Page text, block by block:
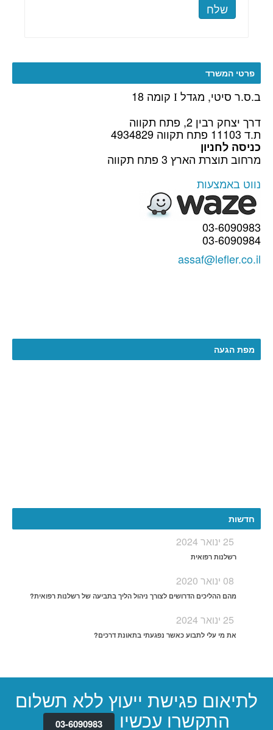
שלח
פרטי המשרד
ב.ס.ר סיטי, מגדל I קומה 18
דרך יצחק רבין 2, פתח תקווה
ת.ד 11103 פתח תקווה 4934829
כניסה לחניון
מרחוב תוצרת הארץ 3 פתח תקווה
נווט באמצעות
03-6090983
03-6090984
assaf@lefler.co.il
מפת הגעה
חדשות
25 ינואר 2024
רשלנות רפואית
08 ינואר 2020
מהם ההליכים הדרושים לצורך ניהול הליך בתביעה של רשלנות רפואית?
25 ינואר 2024
את מי עלי לתבוע כאשר נפגעתי בתאונת דרכים?
לתיאום פגישת ייעוץ ללא תשלום
התקשרו עכשיו 03-6090983